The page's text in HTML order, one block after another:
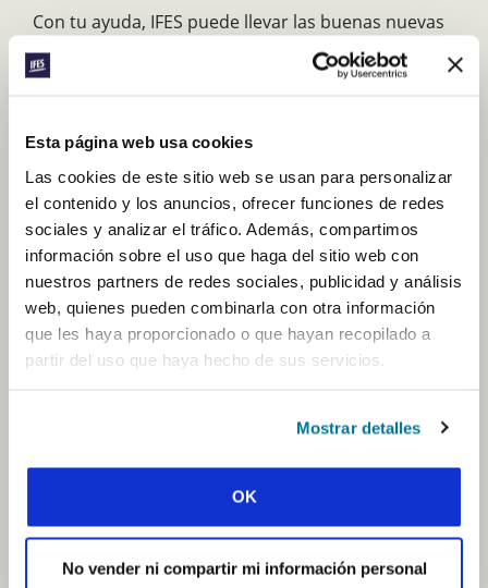
Esta página web usa cookies
Las cookies de este sitio web se usan para personalizar
el contenido y los anuncios, ofrecer funciones de redes
sociales y analizar el tráfico. Además, compartimos
información sobre el uso que haga del sitio web con
nuestros partners de redes sociales, publicidad y análisis
web, quienes pueden combinarla con otra información
que les haya proporcionado o que hayan recopilado a
partir del uso que haya hecho de sus servicios.
Mostrar detalles
OK
No vender ni compartir mi información personal
Con tu ayuda, IFES puede llevar las buenas nuevas
a los estudiantes de todas las universidades del
mundo para que conozcan la alegría eterna que
permitirá proclamar el evangelio a los estudiantes
y capacitarlos para que sean discípulos llenos del
Espíritu que vivan para Cristo.
I WANT TO GIVE TO
Apoya
a
especifica
donation
amount
$
Seleccione
moneda